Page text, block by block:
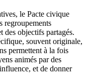
le Pacte civique
regroupements
des objectifs partagés.
souvent originale,
permettent à la fois
animés par des
et de donner